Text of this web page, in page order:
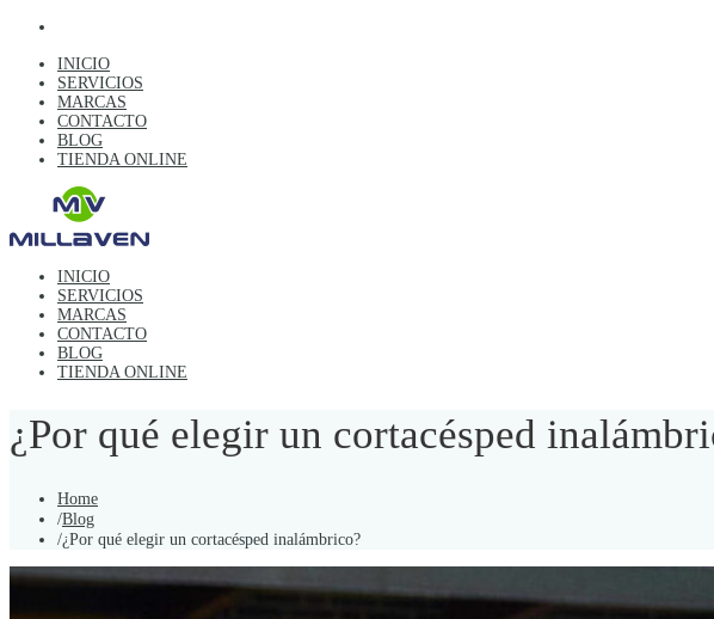
INICIO
SERVICIOS
MARCAS
CONTACTO
BLOG
TIENDA ONLINE
INICIO
SERVICIOS
MARCAS
CONTACTO
BLOG
TIENDA ONLINE
¿Por qué elegir un cortacésped
Home
/Blog
/¿Por qué elegir un cortacésped inalámbrico?